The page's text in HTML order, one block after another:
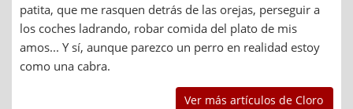
patita, que me rasquen detrás de las orejas, perseguir a
los coches ladrando, robar comida del plato de mis
amos... Y sí, aunque parezco un perro en realidad estoy
como una cabra.
Ver más artículos de Cloro